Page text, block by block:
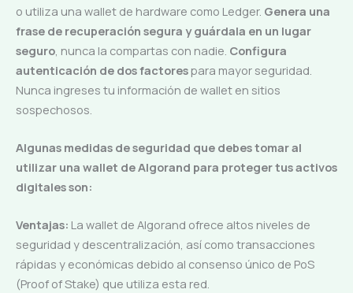
o utiliza una wallet de hardware como Ledger. Genera una
frase de recuperación segura y guárdala en un lugar
seguro , nunca la compartas con nadie. Configura
autenticación de dos factorespara mayor seguridad.
Nunca ingreses tu información de wallet en sitios
sospechosos.
Algunas medidas de seguridad que debes tomar al
utilizar una wallet de Algorand para proteger tus activos
digitales son:
Ventajas: La wallet de Algorand ofrece altos niveles de
seguridad y descentralización, así como transacciones
rápidas y económicas debido al consenso único de PoS
(Proof of Stake) que utiliza esta red.